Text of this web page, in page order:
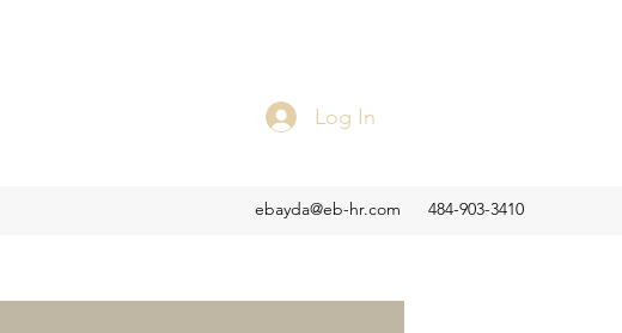
Log In
ebayda@eb-hr.com 484-903-3410